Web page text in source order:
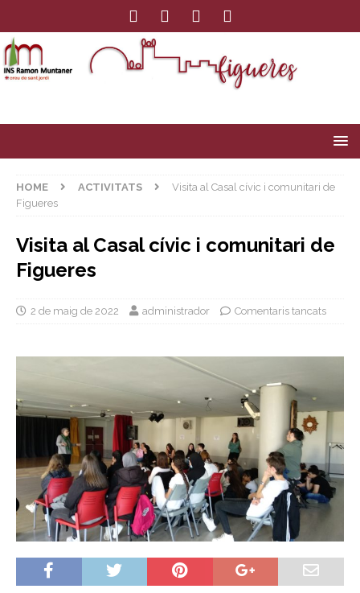
HOME ACTIVITATS
Visita al Casal cívic i comunitari de
Figueres
Visita al Casal cívic i comunitari de
Figueres
2 de maig de 2022 administrador Comentaris tancats